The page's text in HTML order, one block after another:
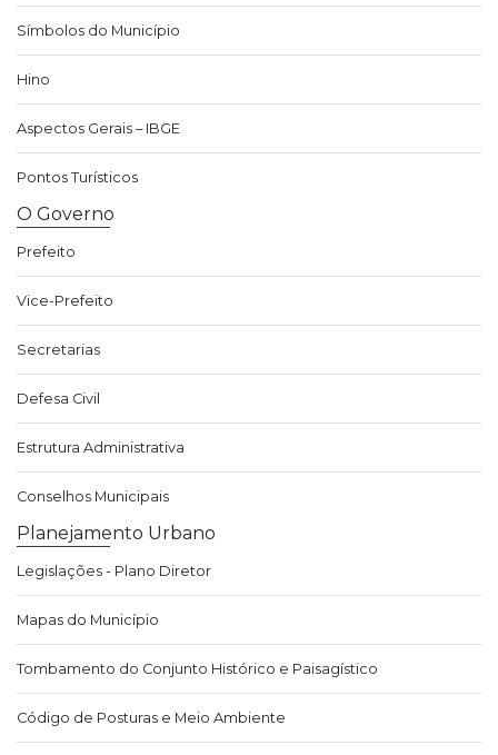
Símbolos do Município
Hino
Aspectos Gerais – IBGE
Pontos Turísticos
O Governo
Prefeito
Vice-Prefeito
Secretarias
Defesa Civil
Estrutura Administrativa
Conselhos Municipais
Planejamento Urbano
Legislações - Plano Diretor
Mapas do Município
Tombamento do Conjunto Histórico e Paisagístico
Código de Posturas e Meio Ambiente